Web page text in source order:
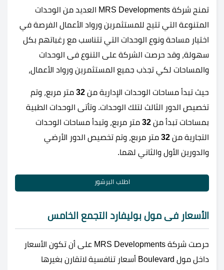
تمنح شركة MRS Developments العديد من الوحدات
المتنوعة التي تتيح للمستثمرين ورواد الأعمال الفرصة في
اختيار مساحة ونوع الوحدات التي تتناسب مع رغباتهم بكل
سهولة، وقد حرصت الشركة على التنوع فى الوحدات
والمساحات لكي تجذب جميع المستثمرين ورواد الأعمال،
حيث تبدأ مساحات الوحدات الإدارية من 32 متر مربع، وتم
تخصيص الدور الثالث لتلك الوحدات. وتأتى الوحدات الطبية
بمساحات تبدأ من 32 متر مربع، وتبدأ مساحات الوحدات
التجارية من 32 متر مربع، وتم تخصيص الدور الأرضي
والدورين الأول والثاني لهما.
اطلب البرشور
الأسعار فى مول بوليفارد التجمع الخامس
حرصت شركة MRS Developments على أن تكون الأسعار
داخل مول Boulevard أسعار تنافسية لاتقارن بغيرها